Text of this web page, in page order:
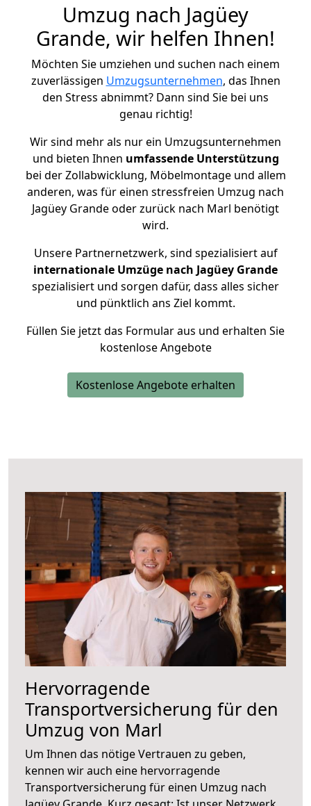
Umzug nach Jagüey
Grande, wir helfen Ihnen!
Möchten Sie umziehen und suchen nach einem
zuverlässigen Umzugsunternehmen, das Ihnen
den Stress abnimmt? Dann sind Sie bei uns
genau richtig!
Wir sind mehr als nur ein Umzugsunternehmen
und bieten Ihnen umfassende Unterstützung
bei der Zollabwicklung, Möbelmontage und allem
anderen, was für einen stressfreien Umzug nach
Jagüey Grande oder zurück nach Marl benötigt
wird.
Unsere Partnernetzwerk, sind spezialisiert auf
internationale Umzüge nach Jagüey Grande
spezialisiert und sorgen dafür, dass alles sicher
und pünktlich ans Ziel kommt.
Füllen Sie jetzt das Formular aus und erhalten Sie
kostenlose Angebote
Kostenlose Angebote erhalten
Hervorragende
Transportversicherung für den
Umzug von Marl
Um Ihnen das nötige Vertrauen zu geben,
kennen wir auch eine hervorragende
Transportversicherung für einen Umzug nach